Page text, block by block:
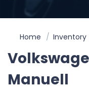
Home Inventory
Manuell